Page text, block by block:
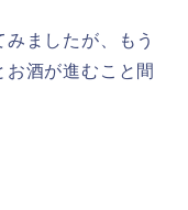
ましたが、もう
酒が進むこと間